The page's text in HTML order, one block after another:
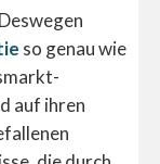
so genau wie
auf ihren